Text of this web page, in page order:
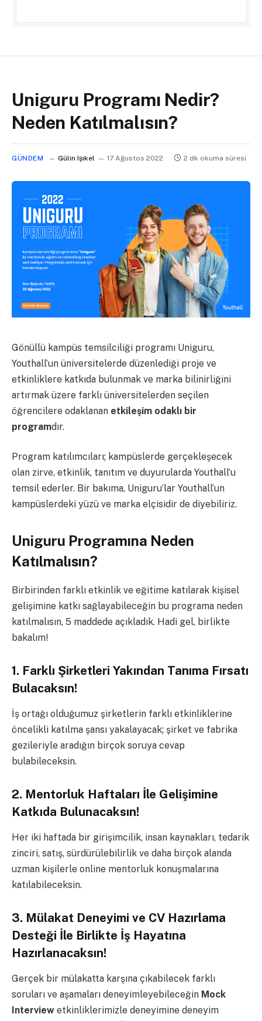
Uniguru Programı Nedir?
Neden Katılmalısın?
GÜNDEM Gülin Işıkel 17 Ağustos 2022 2 dk okuma süresi
Gönüllü kampüs temsilciliği programı Uniguru,
Youthall’un üniversitelerde düzenlediği proje ve
etkinliklere katkıda bulunmak ve marka bilinirliğini
artırmak üzere farklı üniversitelerden seçilen
öğrencilere odaklanan etkileşim odaklı bir
programdır.
Program katılımcıları; kampüslerde gerçekleşecek
olan zirve, etkinlik, tanıtım ve duyurularda Youthall’u
temsil ederler. Bir bakıma, Uniguru’lar Youthall’un
kampüslerdeki yüzü ve marka elçisidir de diyebiliriz.
Uniguru Programına Neden
Katılmalısın?
Birbirinden farklı etkinlik ve eğitime katılarak kişisel
gelişimine katkı sağlayabileceğin bu programa neden
katılmalısın, 5 maddede açıkladık. Hadi gel, birlikte
bakalım!
1. Farklı Şirketleri Yakından Tanıma Fırsatı
Bulacaksın!
İş ortağı olduğumuz şirketlerin farklı etkinliklerine
öncelikli katılma şansı yakalayacak; şirket ve fabrika
gezileriyle aradığın birçok soruya cevap
bulabileceksin.
2. Mentorluk Haftaları İle Gelişimine
Katkıda Bulunacaksın!
Her iki haftada bir girişimcilik, insan kaynakları, tedarik
zinciri, satış, sürdürülebilirlik ve daha birçok alanda
uzman kişilerle online mentorluk konuşmalarına
katılabileceksin.
3. Mülakat Deneyimi ve CV Hazırlama
Desteği İle Birlikte İş Hayatına
Hazırlanacaksın!
Gerçek bir mülakatta karşına çıkabilecek farklı
soruları ve aşamaları deneyimleyebileceğin Mock
Interview etkinliklerimizle deneyimine deneyim